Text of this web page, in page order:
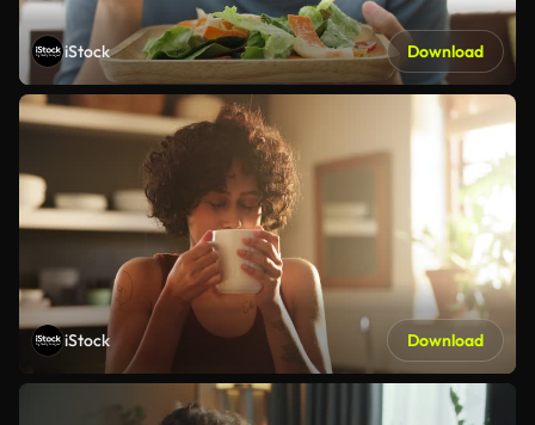
iStock Download
iStock Download